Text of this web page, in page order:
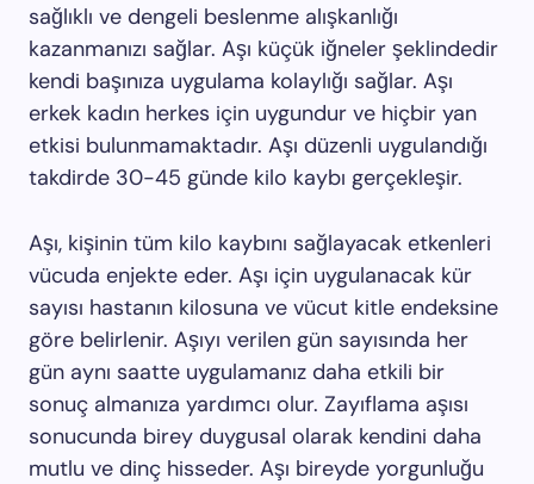
sağlıklı ve dengeli beslenme alışkanlığı
kazanmanızı sağlar. Aşı küçük iğneler şeklindedir
kendi başınıza uygulama kolaylığı sağlar. Aşı
erkek kadın herkes için uygundur ve hiçbir yan
etkisi bulunmamaktadır. Aşı düzenli uygulandığı
takdirde 30-45 günde kilo kaybı gerçekleşir.
Aşı, kişinin tüm kilo kaybını sağlayacak etkenleri
vücuda enjekte eder. Aşı için uygulanacak kür
sayısı hastanın kilosuna ve vücut kitle endeksine
göre belirlenir. Aşıyı verilen gün sayısında her
gün aynı saatte uygulamanız daha etkili bir
sonuç almanıza yardımcı olur. Zayıflama aşısı
sonucunda birey duygusal olarak kendini daha
mutlu ve dinç hisseder. Aşı bireyde yorgunluğu